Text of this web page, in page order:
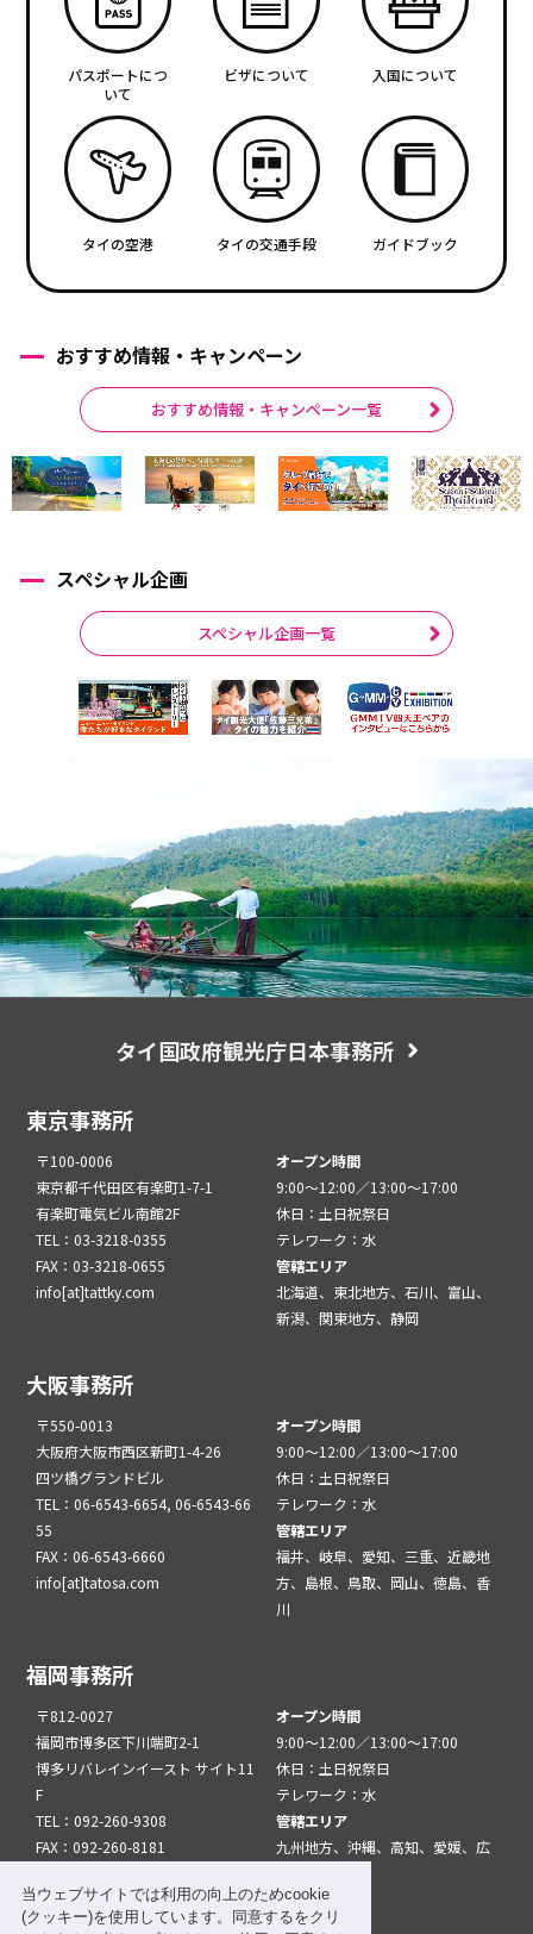
当ウェブサイトでは利用の向上のためcookie
(クッキー)を使用しています。同意するをクリ
パスポートにつ
いて
ビザについて 入国について
タイの空港 タイの交通手段 ガイドブック
おすすめ情報・キャンペーン
おすすめ情報・キャンペーン一覧
スペシャル企画
スペシャル企画一覧
タイ国政府観光庁日本事務所
東京事務所
〒100-0006
東京都千代田区有楽町1-7-1
有楽町電気ビル南館2F
TEL：03-3218-0355
FAX：03-3218-0655
info[at]tattky.com
オープン時間
9:00～12:00／13:00～17:00
休日：土日祝祭日
テレワーク：水
管轄エリア
北海道、東北地方、石川、富山、
新潟、関東地方、静岡
大阪事務所
〒550-0013
大阪府大阪市西区新町1-4-26
四ツ橋グランドビル
TEL：06-6543-6654, 06-6543-66
55
FAX：06-6543-6660
info[at]tatosa.com
オープン時間
9:00～12:00／13:00～17:00
休日：土日祝祭日
テレワーク：水
管轄エリア
福井、岐阜、愛知、三重、近畿地
方、島根、鳥取、岡山、徳島、香
川
福岡事務所
〒812-0027
福岡市博多区下川端町2-1
博多リバレインイースト サイト11
F
TEL：092-260-9308
FAX：092-260-8181
オープン時間
9:00～12:00／13:00～17:00
休日：土日祝祭日
テレワーク：水
管轄エリア
九州地方、沖縄、高知、愛媛、広